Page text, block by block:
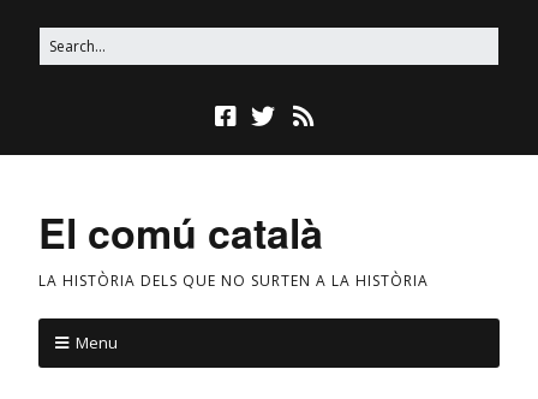
El comú català
LA HISTÒRIA DELS QUE NO SURTEN A LA HISTÒRIA
Menu